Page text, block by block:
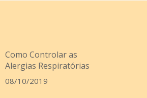
Como Controlar as
Alergias Respiratórias
08/10/2019